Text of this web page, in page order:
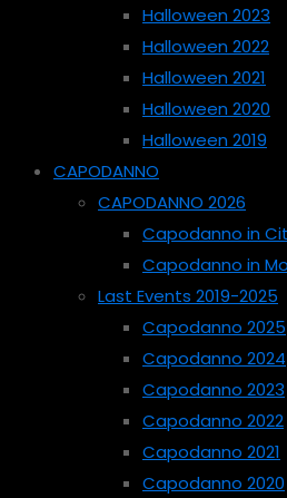
Halloween 2023
Halloween 2022
Halloween 2021
Halloween 2020
Halloween 2019
CAPODANNO
CAPODANNO 2026
Capodanno in
Capodanno in
Last Events 2019-2025
Capodanno 2025
Capodanno 2024
Capodanno 2023
Capodanno 2022
Capodanno 2021
Capodanno 2020